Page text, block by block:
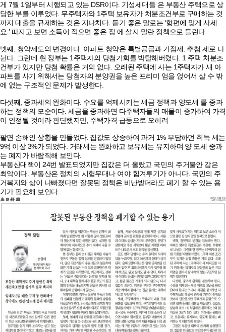
게 7월 1일부터 시행되고 있는 DSR이다. 기성세대들 은 부동산 주택으로 상
당한 부를 이루었다. 무주택자와 1주택 보유자가 처분조건부로 구매하는 것
까지 대출을 규제하는 것은 지나치다. 듣기 좋은 말로는 ‘형편에 맞게 사세
요.’ 따지고 보면 소득이 적으면 좋은 집 에 살지 말란 정책으로 들린다.
넷째, 청약제도의 변경이다. 아파트 청약은 특별공급과 가점제, 추첨 제로 나
뉜다. 그런데 현 정부는 1주택자의 당첨기회를 박탈해버렸다. 1 주택 처분조
건부가 있지만 당첨 확률은 거의 없다. 오래된 주택에 사는 1주택자가 새 아
파트를 사기 위해서는 당첨자의 분양권을 높은 프리미 엄을 얹어서 살 수 밖
에 없는 구조적인 문제가 발생한다.
다섯째, 중과세의 완화이다. 수요를 억제시키는 세금 정책과 양도세 를 중과
하는 정책의 모순이다. 세금을 중과하면 다주택자들의 매물이 증가하여 가격
이 안정될 것이라 판단했지만, 주택가격 급등으로 오히려
팔면 손해인 상황을 만들었다. 집값도 상승하여 과거 1% 부담하던 취득 세는
9억 이상 3%가 되었다. 거래세는 완화하고 보유세는 유지하며 양 도세 중과
는 폐지가 바람직해 보인다.
부동산대책이 24번 발표되었지만 집값은 더 올랐고 국민의 주거불안 감은
최악이다. 부동산은 정치의 시험무대나 여야 힘겨루기가 아니다. 국민의 주
거복지와 삶이 나빠졌다면 잘못된 정책은 비난받더라도 폐기 할 수 있는 용
기가 필요해 보인다.